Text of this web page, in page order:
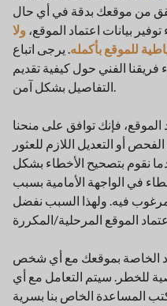
من موقعك بدقة في أي حال
بيانات اعتماد الموقع، ولا
للموقع بأكمله. يرجى اتباع
الفني حول كيفية تقديم
التفاصيل بشكل آمن.
الموقع، فإنك توافق على منحنا
أو التعديل اللازم للعثور
نقوم بتصحيح الأخطاء بشكل
في الواجهة الأمامية بسبب
فيه. ولهذا السبب نفضل
الخاصة بموقعك مع أي شخص
للخطر. سيتم التعامل مع أي
المساعدة الخاص بنا بسرية